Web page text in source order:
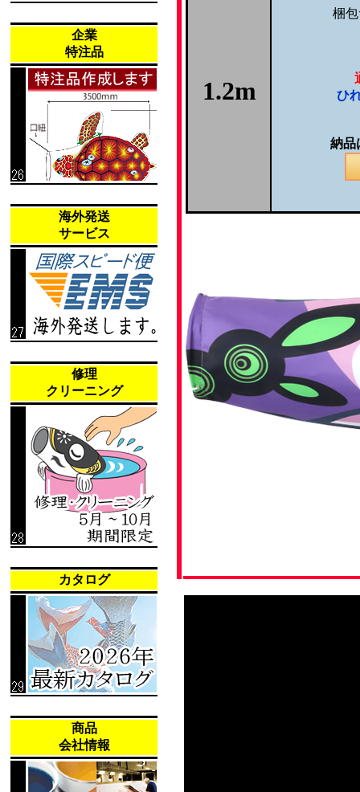
企業
特注品
海外発送
サービス
修理
クリーニング
カタログ
商品
会社情報
1.2m
梱包
ひ
納品